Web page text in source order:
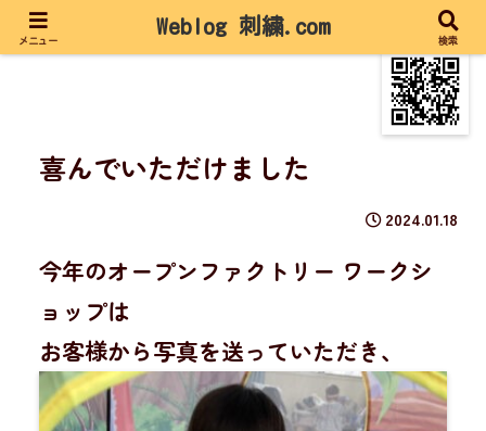
喜んでいただけました
2024.01.18
今年のオープンファクトリー ワークシ
ョップは
お客様から写真を送っていただき、
メニュー
Weblog 刺繍.com
検索